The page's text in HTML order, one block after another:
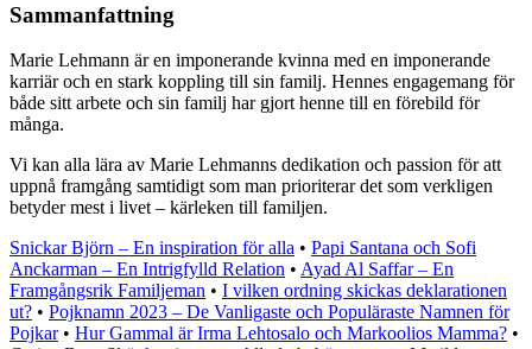
Sammanfattning
Marie Lehmann är en imponerande kvinna med en imponerande
karriär och en stark koppling till sin familj. Hennes engagemang för
både sitt arbete och sin familj har gjort henne till en förebild för
många.
Vi kan alla lära av Marie Lehmanns dedikation och passion för att
uppnå framgång samtidigt som man prioriterar det som verkligen
betyder mest i livet – kärleken till familjen.
Snickar Björn – En inspiration för alla • Papi Santana och Sofi
Anckarman – En Intrigfylld Relation • Ayad Al Saffar – En
Framgångsrik Familjeman • I vilken ordning skickas deklarationen
ut? • Pojknamn 2023 – De Vanligaste och Populäraste Namnen för
Pojkar• Hur Gammal är Irma Lehtosalo och Markoolios Mamma? •